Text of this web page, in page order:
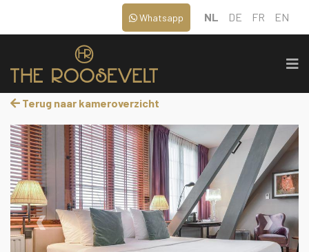
NL DE FR EN
Whatsapp
Terug naar kameroverzicht
‹ ›